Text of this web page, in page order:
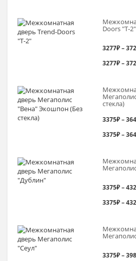
Doоrs "Т-2"
3277₽–
3277₽ –
стекла)
3375₽–
3375₽ –
3375₽–
3375₽ –
3375₽–